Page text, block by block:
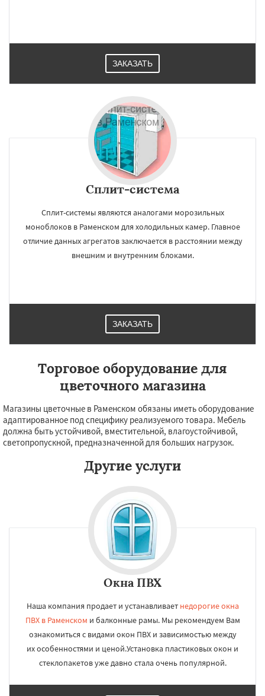
Работаем по
регионам
Рузф Сергиев Посад
Ступино Талдом Фрязино Химки
Хотьково
Щелково Электрогорск
Электросталь
Электроугли Яхрома Андреево
Бобров Богородское
ЗАКАЗАТЬ
Сплит-система
Сплит-системы являются аналогами морозильных
моноблоков в Раменском для холодильных камер. Главное
отличие данных агрегатов заключается в расстоянии между
внешним и внутренним блоками.
ЗАКАЗАТЬ
Торговое оборудование для
цветочного магазина
Магазины цветочные в Раменском обязаны иметь оборудование
адаптированное под специфику реализуемого товара. Мебель
должна быть устойчивой, вместительной, влагоустойчивой,
светопропускной, предназначенной для больших нагрузок.
Другие услуги
Окна ПВХ
Наша компания продает и устанавливает недорогие окна
ПВХ в Раменском и балконные рамы. Мы рекомендуем Вам
ознакомиться с видами окон ПВХ и зависимостью между
их особенностями и ценой.Установка пластиковых окон и
стеклопакетов уже давно стала очень популярной.
УЗНАТЬ ПОДРОБНЕЕ
Даю согласие на обработку персональных данных